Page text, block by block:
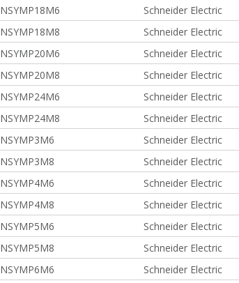
NSYMP18M6 Schneider Electric
NSYMP18M8 Schneider Electric
NSYMP20M6 Schneider Electric
NSYMP20M8 Schneider Electric
NSYMP24M6 Schneider Electric
NSYMP24M8 Schneider Electric
NSYMP3M6 Schneider Electric
NSYMP3M8 Schneider Electric
NSYMP4M6 Schneider Electric
NSYMP4M8 Schneider Electric
NSYMP5M6 Schneider Electric
NSYMP5M8 Schneider Electric
NSYMP6M6 Schneider Electric